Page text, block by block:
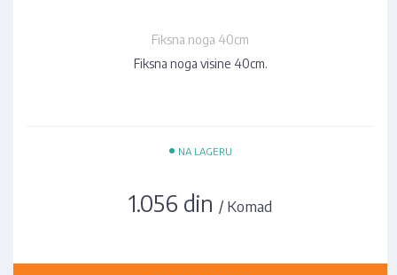
Fiksna noga 40cm
Fiksna noga visine 40cm.
• NA LAGERU
1.056 din / Komad